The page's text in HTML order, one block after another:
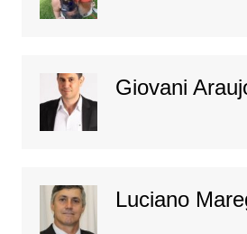
Giovani
Luciano